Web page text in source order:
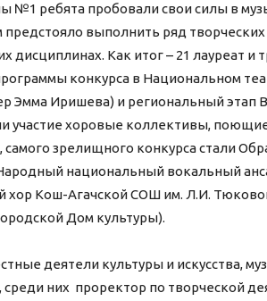
№1 ребята пробовали свои силы в
выполнить ряд
дисциплинах. Как итог – 21 лауреат и
конкурса в Национальном
Эмма Иришева) и региональный этап
участие хоровые коллективы,
зрелищного конкурса стали
национальный вокальный
хор Кош-Агачской СОШ им. Л.И.
Дом культуры).
деятели культуры и искусства,
них проректор по творческой